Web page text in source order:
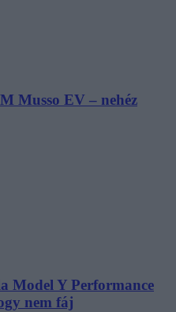
Musso EV – nehéz
Model Y Performance
nem fáj